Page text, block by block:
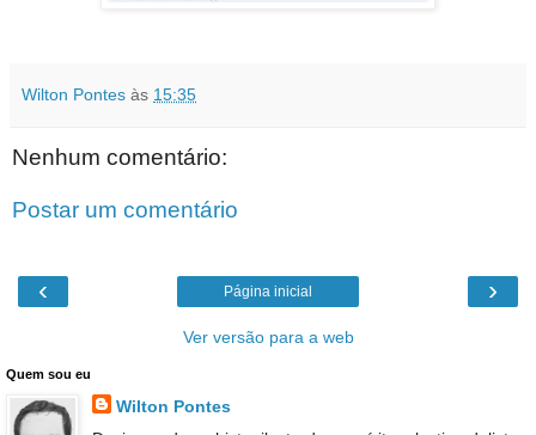
Wilton Pontes às 15:35
Nenhum comentário:
Postar um comentário
‹ ›
Página inicial
Ver versão para a web
Quem sou eu
Wilton Pontes